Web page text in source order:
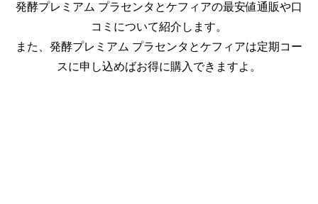
発酵プレミアム プラセンタとケフィアの最安値通販や口
コミについて紹介します。
また、発酵プレミアム プラセンタとケフィアは定期コー
スに申し込めばお得に購入できますよ。